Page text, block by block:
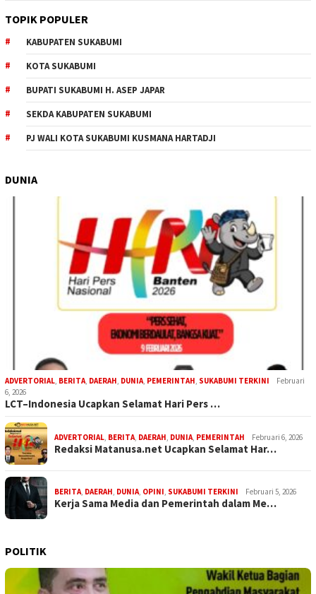
TOPIK POPULER
KABUPATEN SUKABUMI
KOTA SUKABUMI
BUPATI SUKABUMI H. ASEP JAPAR
SEKDA KABUPATEN SUKABUMI
PJ WALI KOTA SUKABUMI KUSMANA HARTADJI
DUNIA
ADVERTORIAL, BERITA, DAERAH, DUNIA, PEMERINTAH, SUKABUMI TERKINI
Februari
6, 2026
LCT–Indonesia Ucapkan Selamat Hari Pers …
ADVERTORIAL, BERITA, DAERAH, DUNIA, PEMERINTAH Februari 6, 2026
Redaksi Matanusa.net Ucapkan Selamat Har…
BERITA, DAERAH, DUNIA, OPINI, SUKABUMI TERKINI Februari 5, 2026
Kerja Sama Media dan Pemerintah dalam Me…
POLITIK